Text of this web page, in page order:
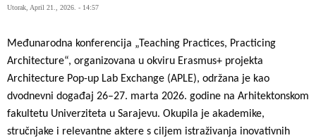
Utorak, April 21., 2026. - 14:57
Međunarodna konferencija „Teaching Practices, Practicing
Architecture“, organizovana u okviru Erasmus+ projekta
Architecture Pop-up Lab Exchange (APLE), održana je kao
dvodnevni događaj 26–27. marta 2026. godine na Arhitektonskom
fakultetu Univerziteta u Sarajevu. Okupila je akademike,
stručnjake i relevantne aktere s ciljem istraživanja inovativnih